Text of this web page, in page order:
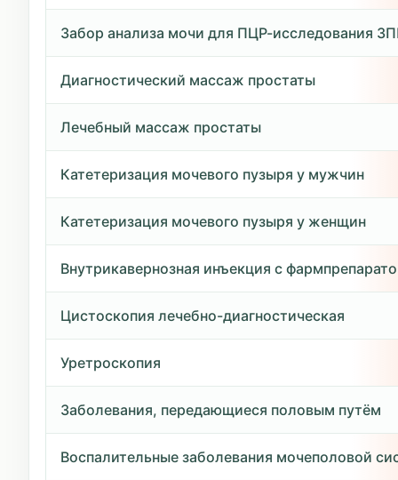
Забор анализа мочи для ПЦР-исследования
Диагностический массаж простаты
Лечебный массаж простаты
Катетеризация мочевого пузыря у мужчин
Катетеризация мочевого пузыря у женщин
Внутрикавернозная инъекция с
Цистоскопия лечебно-диагностическая
Уретроскопия
Заболевания, передающиеся половым путём
Воспалительные заболевания мочеполовой